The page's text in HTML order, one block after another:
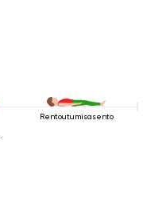
Rentoutumisasento